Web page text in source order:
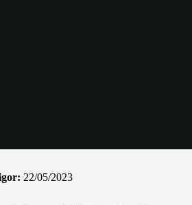
22/05/2023